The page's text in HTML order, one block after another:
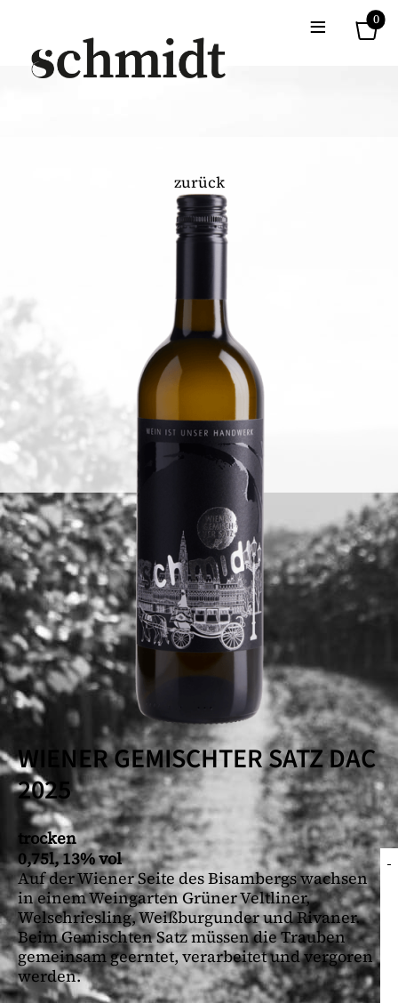
≡ 0
zurück
WIENER GEMISCHTER SATZ DAC
2025
trocken
0,75l, 13% vol
Auf der Wiener Seite des Bisambergs wachsen
in einem Weingarten Grüner Veltliner,
Welschriesling, Weißburgunder und Rivaner.
Beim Gemischten Satz müssen die Trauben
gemeinsam geerntet, verarbeitet und vergoren
werden.